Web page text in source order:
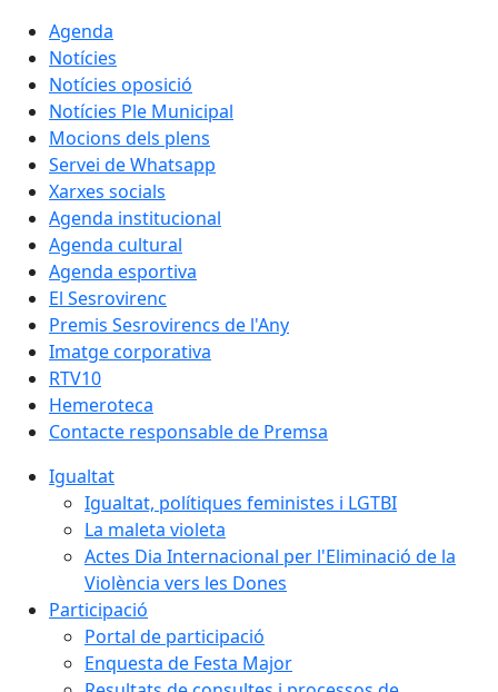
Agenda
Notícies
Notícies oposició
Notícies Ple Municipal
Mocions dels plens
Servei de Whatsapp
Xarxes socials
Agenda institucional
Agenda cultural
Agenda esportiva
El Sesrovirenc
Premis Sesrovirencs de l'Any
Imatge corporativa
RTV10
Hemeroteca
Contacte responsable de Premsa
Igualtat
Igualtat, polítiques feministes i LGTBI
La maleta violeta
Actes Dia Internacional per l'Eliminació de la
Violència vers les Dones
Participació
Portal de participació
Enquesta de Festa Major